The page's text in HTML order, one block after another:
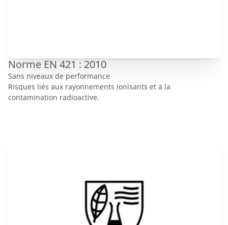
Norme EN 421 : 2010
Sans niveaux de performance
Risques liés aux rayonnements ionisants et à la
contamination radioactive.